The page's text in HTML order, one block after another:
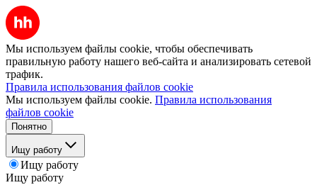
Мы используем файлы cookie, чтобы обеспечивать
правильную работу нашего веб-сайта и анализировать сетевой
трафик.
Правила использования файлов cookie
Мы используем файлы cookie. Правила использования
файлов cookie
Понятно
Ищу работу
Ищу работу
Ищу работу